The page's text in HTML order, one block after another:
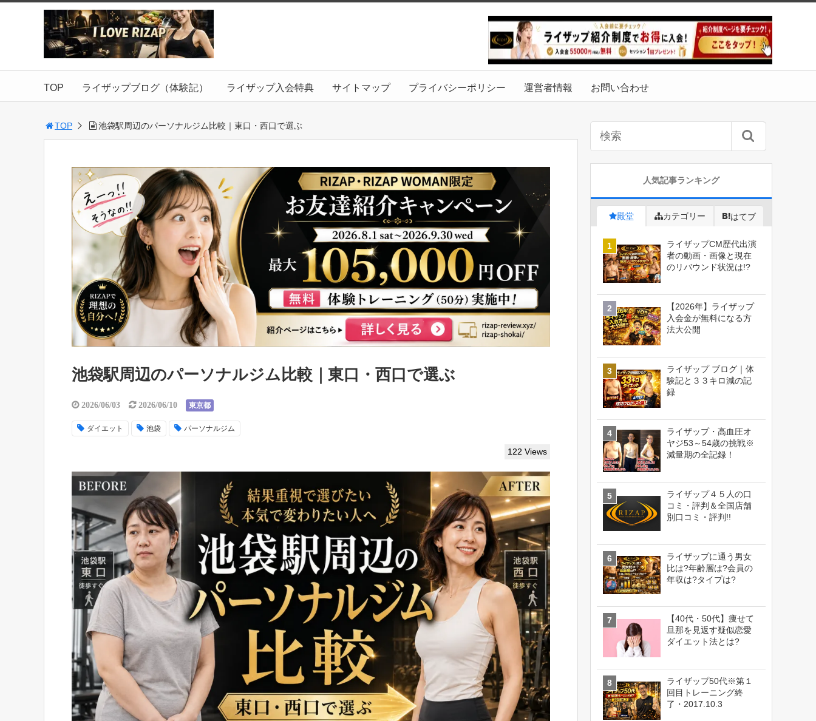
TOP ライザップブログ（体験記） ライザップ入会特典 サイトマップ プライバシーポリシー 運営者情報 お問い合わせ
TOP 池袋駅周辺のパーソナルジム比較｜東口・西口で選ぶ
池袋駅周辺のパーソナルジム比較｜東口・西口で選ぶ
2026/06/03 2026/06/10 東京都
ダイエット 池袋 パーソナルジム
122 Views
人気記事ランキング
殿堂 カテゴリー はてブ
ライザップCM歴代出演
者の動画・画像と現在
のリバウンド状況は!?
【2026年】ライザップ
入会金が無料になる方
法大公開
ライザップ ブログ｜体
験記と３３キロ減の記
録
ライザップ・高血圧オ
ヤジ53～54歳の挑戦※
減量期の全記録！
ライザップ４５人の口
コミ・評判＆全国店舗
別口コミ・評判!!
ライザップに通う男女
比は?年齢層は?会員の
年収は?タイプは?
【40代・50代】痩せて
旦那を見返す疑似恋愛
ダイエット法とは?
ライザップ50代※第１
回目トレーニング終
了・2017.10.3